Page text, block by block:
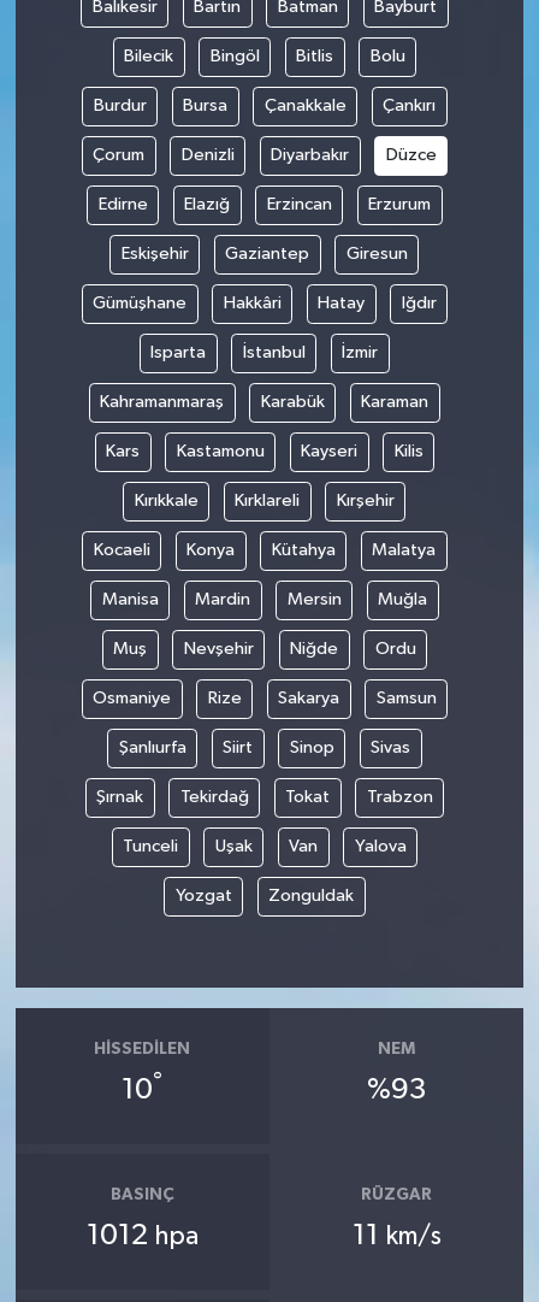
Balıkesir Bartın Batman Bayburt
Bilecik Bingöl Bitlis Bolu
Burdur Bursa Çanakkale Çankırı
Çorum Denizli Diyarbakır Düzce
Edirne Elazığ Erzincan Erzurum
Eskişehir Gaziantep Giresun
Gümüşhane Hakkâri Hatay Iğdır
Isparta İstanbul İzmir
Kahramanmaraş Karabük Karaman
Kars Kastamonu Kayseri Kilis
Kırıkkale Kırklareli Kırşehir
Kocaeli Konya Kütahya Malatya
Manisa Mardin Mersin Muğla
Muş Nevşehir Niğde Ordu
Osmaniye Rize Sakarya Samsun
Şanlıurfa Siirt Sinop Sivas
Şırnak Tekirdağ Tokat Trabzon
Tunceli Uşak Van Yalova
Yozgat Zonguldak
HISSEDILEN
10°
NEM
%93
BASINÇ
1012 hpa
RÜZGAR
11 km/s